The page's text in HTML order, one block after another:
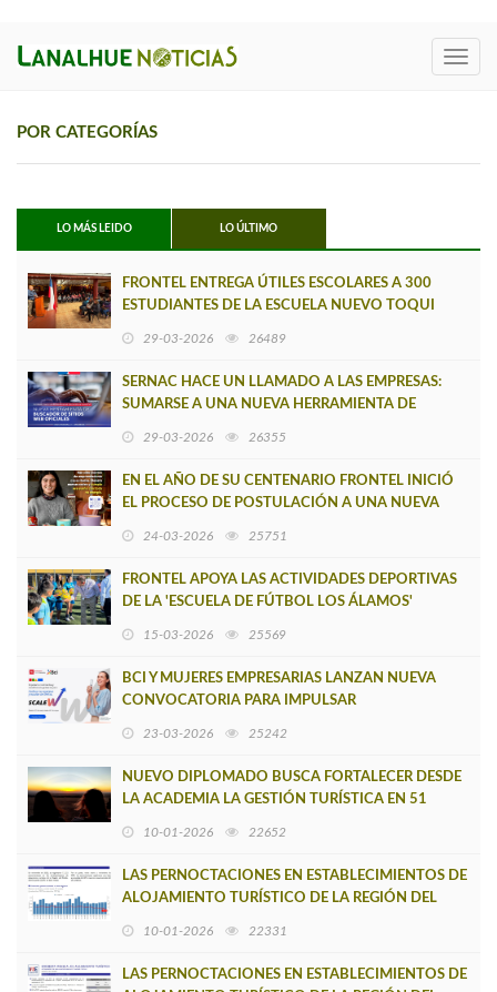
POR CATEGORÍAS
LO MÁS LEIDO LO ÚLTIMO
FRONTEL ENTREGA ÚTILES ESCOLARES A 300
ESTUDIANTES DE LA ESCUELA NUEVO TOQUI
29-03-2026 26489
SERNAC HACE UN LLAMADO A LAS EMPRESAS:
SUMARSE A UNA NUEVA HERRAMIENTA DE
29-03-2026 26355
EN EL AÑO DE SU CENTENARIO FRONTEL INICIÓ
EL PROCESO DE POSTULACIÓN A UNA NUEVA
24-03-2026 25751
FRONTEL APOYA LAS ACTIVIDADES DEPORTIVAS
DE LA 'ESCUELA DE FÚTBOL LOS ÁLAMOS'
15-03-2026 25569
BCI Y MUJERES EMPRESARIAS LANZAN NUEVA
CONVOCATORIA PARA IMPULSAR
23-03-2026 25242
NUEVO DIPLOMADO BUSCA FORTALECER DESDE
LA ACADEMIA LA GESTIÓN TURÍSTICA EN 51
10-01-2026 22652
LAS PERNOCTACIONES EN ESTABLECIMIENTOS DE
ALOJAMIENTO TURÍSTICO DE LA REGIÓN DEL
10-01-2026 22331
LAS PERNOCTACIONES EN ESTABLECIMIENTOS DE